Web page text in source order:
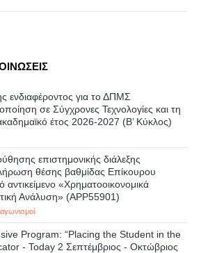
ενδιαφέροντος για το ΔΠΜΣ
σε Σύγχρονες Τεχνολογίες και τη
έτος 2026-2027 (B’ Kύκλος)
επιστημονικής διάλεξης
θέσης βαθμίδας Επίκουρου
αντικείμενο «Χρηματοοικονομικά
Ανάλυση» (APP55901)
Program: “Placing the Student in the
- Today 2 Σεπτέμβριος - Οκτώβριος